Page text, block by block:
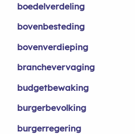
boedelverdeling
bovenbesteding
bovenverdieping
branchevervaging
budgetbewaking
burgerbevolking
burgerregering